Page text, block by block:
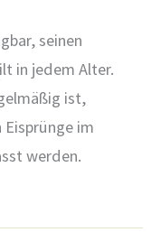
seinen
in jedem Alter.
ist,
im
werden.